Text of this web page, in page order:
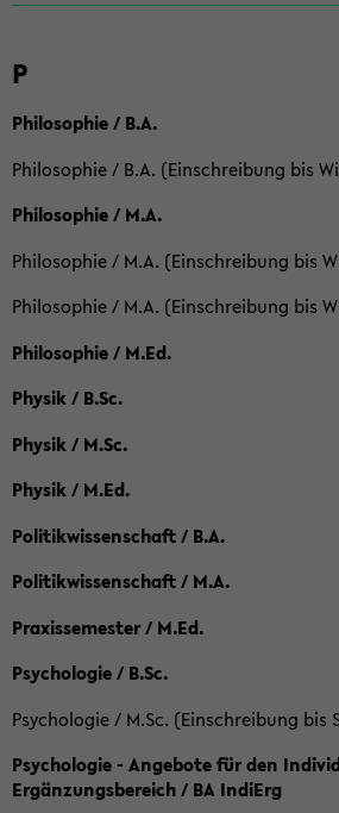
P
Philosophie / B.A.
Philosophie / B.A. (Einschreibung bis
Philosophie / M.A.
Philosophie / M.A. (Einschreibung bis
Philosophie / M.A. (Einschreibung bis
Philosophie / M.Ed.
Physik / B.Sc.
Physik / M.Sc.
Physik / M.Ed.
Politikwissenschaft / B.A.
Politikwissenschaft / M.A.
Praxissemester / M.Ed.
Psychologie / B.Sc.
Psychologie / M.Sc. (Einschreibung bis
Psychologie - Angebote für den
Ergänzungsbereich / BA IndiErg